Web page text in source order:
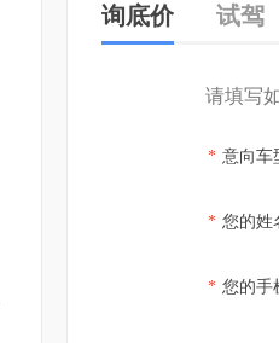
询底价 试驾
请填写
* 意向车
* 您的姓
* 您的手